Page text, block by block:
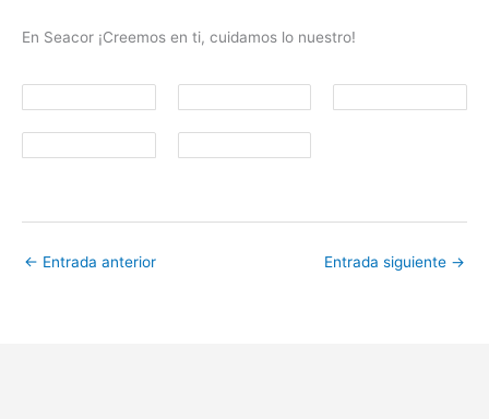
En Seacor ¡Creemos en ti, cuidamos lo nuestro!
← Entrada anterior Entrada siguiente →